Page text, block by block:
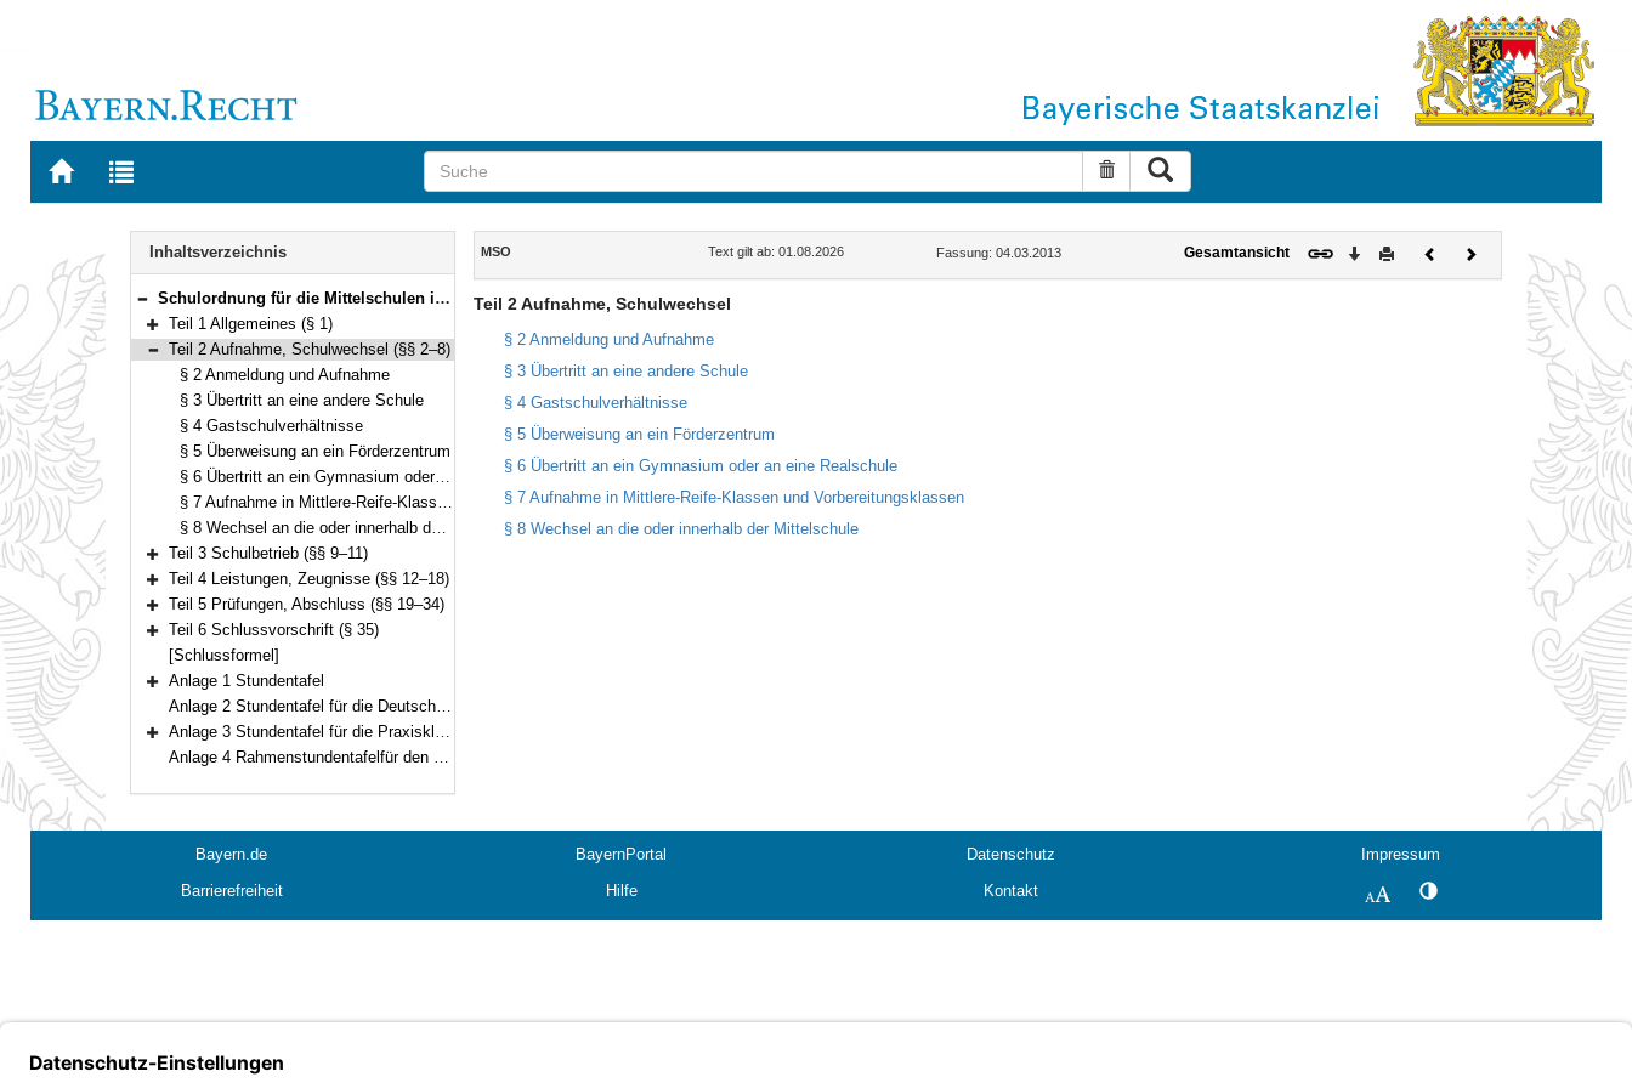
Zur
BAYERN.RECHT
Zur
letzten
Suche zurücksetzen
Navigation
Inhaltsverzeichnis
Bereich reduzieren
Schulordnung für die Mittelschulen in Bayern (Mittelschulordnung – MSO) Vom 4. März 2013 (GVBl. S. 116) (KWMBl. S. 106) BayRS 2232-3-K (§§ 1–35)
Bereich erweitern
Teil 1 Allgemeines (§ 1)
Bereich reduzieren
Teil 2 Aufnahme, Schulwechsel (§§ 2–8)
§ 2 Anmeldung und Aufnahme
§ 3 Übertritt an eine andere Schule
§ 4 Gastschulverhältnisse
§ 5 Überweisung an ein Förderzentrum
§ 6 Übertritt an ein Gymnasium oder an eine Realschule
§ 7 Aufnahme in Mittlere-Reife-Klassen und Vorbereitungsklassen
§ 8 Wechsel an die oder innerhalb der Mittelschule
Bereich erweitern
Teil 3 Schulbetrieb (§§ 9–11)
Bereich erweitern
Teil 4 Leistungen, Zeugnisse (§§ 12–18)
Bereich erweitern
Teil 5 Prüfungen, Abschluss (§§ 19–34)
Bereich erweitern
Teil 6 Schlussvorschrift (§ 35)
[Schlussformel]
Bereich erweitern
Anlage 1 Stundentafel
Anlage 2 Stundentafel für die Deutschklassen in den Jahrgangsstufen 7 bis 9 der Mittelschule
Bereich erweitern
Anlage 3 Stundentafel für die Praxisklassen
Anlage 4 Rahmenstundentafelfür den schulischen Teil der Ausbildung in der Berufsorientierungsklasse der Mittelschule
Inhalt
MSO Text gilt ab: 01.08.2026 Fassung: 04.03.2013 Gesamtansicht Download
DruckenVorherigesNächstes
Dokument
Teil 2 Aufnahme, Schulwechsel
§ 2 Anmeldung und Aufnahme
§ 3 Übertritt an eine andere Schule
§ 4 Gastschulverhältnisse
§ 5 Überweisung an ein Förderzentrum
§ 6 Übertritt an ein Gymnasium oder an eine Realschule
§ 7 Aufnahme in Mittlere-Reife-Klassen und Vorbereitungsklassen
§ 8 Wechsel an die oder innerhalb der Mittelschule
Bayern.de BayernPortal Datenschutz
Impressum
Barrierefreiheit
Hilfe Kontakt SchriftgrößeKontrastwechsel